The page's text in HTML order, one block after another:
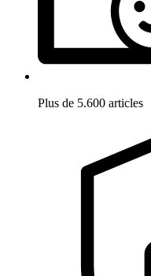
Plus de 5.600 articles